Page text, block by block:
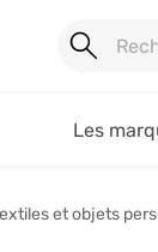
Les
et objets